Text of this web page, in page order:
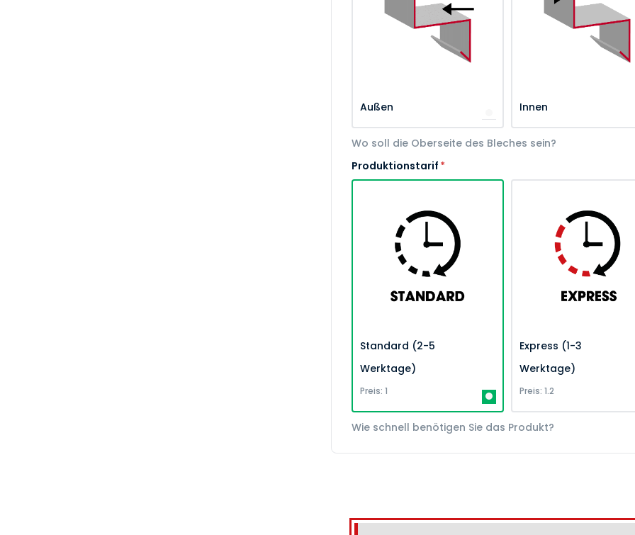
Außen Innen
Wo soll die Oberseite des Bleches sein?
Produktionstarif *
Standard (2-5
Werktage)
Preis: 1
Express (1-3
Werktage)
Preis: 1.2
Wie schnell benötigen Sie das Produkt?